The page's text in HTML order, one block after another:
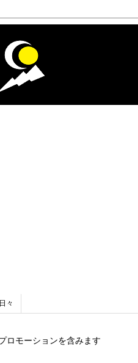
々
ロモーションを含みます